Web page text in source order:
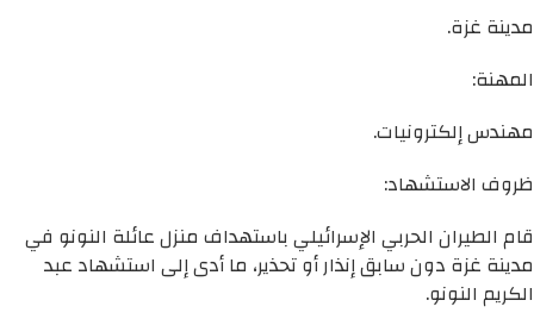
مدينة غزة.
المهنة:
مهندس إلكترونيات.
ظروف الاستشهاد:
قام الطيران الحربي الإسرائيلي باستهداف منزل عائلة النونو في
مدينة غزة دون سابق إنذار أو تحذير، ما أدى إلى استشهاد عبد
الكريم النونو.